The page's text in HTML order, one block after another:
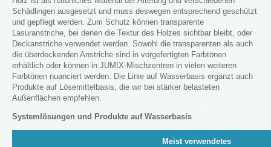
KOSOVA (KOSOVO)
МАКЕДОНСКИ
(MACEDONIAN)
ROMÂNĂ (ROMANIAN)
РУССКИЙ (RUSSIAN)
СРПСКИ (SERBIAN)
SLOVENČINA (SLOVAK)
(SLOVENIAN)
Schädlingen ausgesetzt und muss deswegen entsprechend geschützt
und gepflegt werden. Zum Schutz können transparente
Lasuranstriche, bei denen die Textur des Holzes sichtbar bleibt, oder
Deckanstriche verwendet werden. Sowohl die transparenten als auch
die überdeckenden Anstriche sind in vorgefertigten Farbtönen
erhältlich oder können in JUMIX-Mischzentren in vielen weiteren
Farbtönen nuanciert werden. Die Linie auf Wasserbasis ergänzt auch
Produkte auf Lösemittelbasis, die wir bei stärker belasteten
Außenflächen empfehlen.
Systemlösungen und Produkte auf Wasserbasis
Meist verwendetes